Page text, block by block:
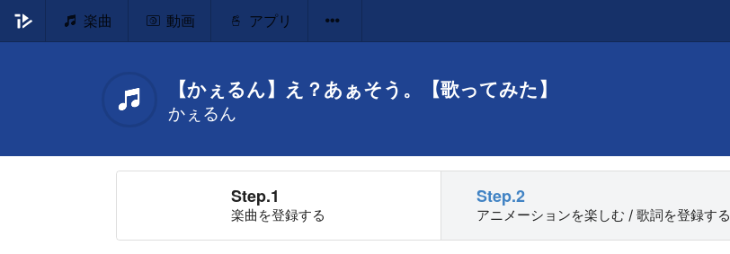
楽曲 動画 アプリ
【かぇるん】え？あぁそう。【歌ってみた】
かぇるん
Step.1
楽曲を登録する
Step.2
アニメーションを楽しむ / 歌詞を登録する